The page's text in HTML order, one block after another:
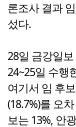
론조사 결과
섰다.
28일 금강일
24~25일 수행
여기서 임 후
(18.7%)를 오
보는 13%, 안